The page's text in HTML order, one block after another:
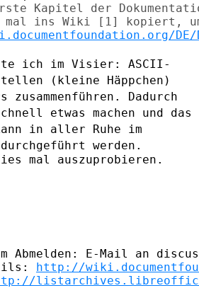
Kapitel der
mal ins Wiki [1] kopiert,
DE/
ich im Visier: ASCII-
(kleine Häppchen)
zusammenführen. Dadurch
etwas machen und das
in aller Ruhe im
werden.
mal auszuprobieren.
Abmelden: E-Mail an
http://